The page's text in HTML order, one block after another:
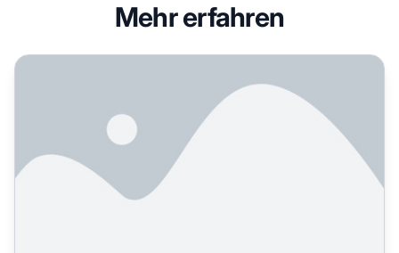
Mehr erfahren
Funktioniert die KI-Suche je nach Land unterschiedlich?